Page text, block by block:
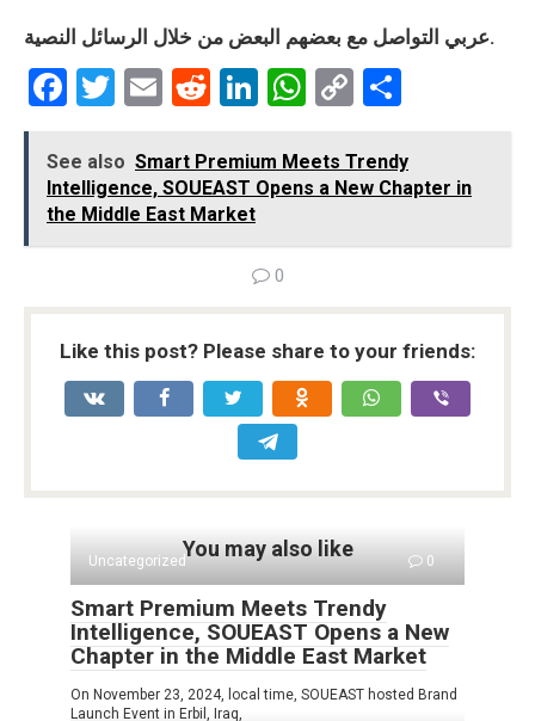
عربي التواصل مع بعضهم البعض من خلال الرسائل النصية.
F
ce
b
o
k
T
tt
er
E
ail
R
d
di
t
Li
ke
dI
n
W
at
s
A
p
C
py
Li
n
ar
e
See also Smart Premium Meets Trendy
Intelligence, SOUEAST Opens a New Chapter in
the Middle East Market
0
Like this post? Please share to your friends:
You may also like
Uncategorized 0
Smart Premium Meets Trendy
Intelligence, SOUEAST Opens a New
Chapter in the Middle East Market
On November 23, 2024, local time, SOUEAST hosted Brand
Launch Event in Erbil, Iraq,